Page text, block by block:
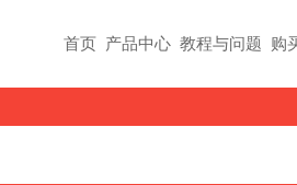
首页 产品中心 教程与问题 购